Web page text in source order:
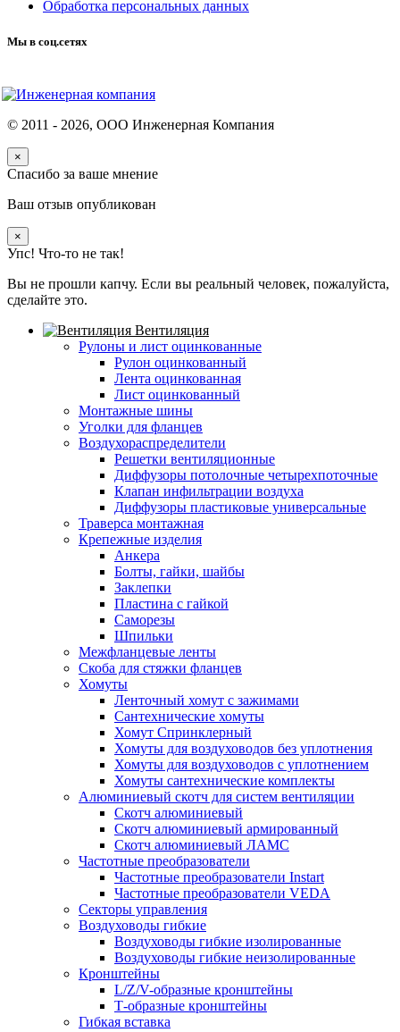
Обработка персональных данных
Мы в соц.сетях
© 2011 - 2026, ООО Инженерная Компания
×
Спасибо за ваше мнение
Ваш отзыв опубликован
×
Упс! Что-то не так!
Вы не прошли капчу. Если вы реальный человек, пожалуйста,
сделайте это.
Вентиляция
Рулоны и лист оцинкованные
Рулон оцинкованный
Лента оцинкованная
Лист оцинкованный
Монтажные шины
Уголки для фланцев
Воздухораспределители
Решетки вентиляционные
Диффузоры потолочные четырехпоточные
Клапан инфильтрации воздуха
Диффузоры пластиковые универсальные
Траверса монтажная
Крепежные изделия
Анкера
Болты, гайки, шайбы
Заклепки
Пластина с гайкой
Саморезы
Шпильки
Межфланцевые ленты
Скоба для стяжки фланцев
Хомуты
Ленточный хомут с зажимами
Сантехнические хомуты
Хомут Спринклерный
Хомуты для воздуховодов без уплотнения
Хомуты для воздуховодов с уплотнением
Хомуты сантехнические комплекты
Алюминиевый скотч для систем вентиляции
Скотч алюминиевый
Скотч алюминиевый армированный
Скотч алюминиевый ЛАМС
Частотные преобразователи
Частотные преобразователи Instart
Частотные преобразователи VEDA
Секторы управления
Воздуховоды гибкие
Воздуховоды гибкие изолированные
Воздуховоды гибкие неизолированные
Кронштейны
L/Z/V-образные кронштейны
Т-образные кронштейны
Гибкая вставка